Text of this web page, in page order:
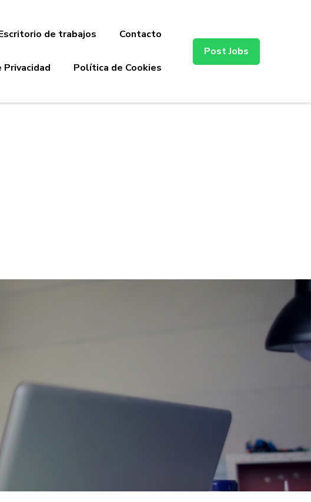
de trabajos Contacto
Política de Cookies
Post Jobs